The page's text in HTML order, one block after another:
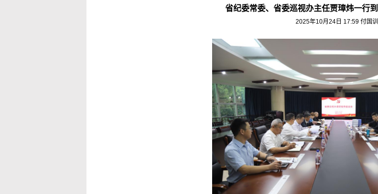
省纪委常委、省委巡视办主任贾璋炜一行
2025年10月24日 17:59 付国训